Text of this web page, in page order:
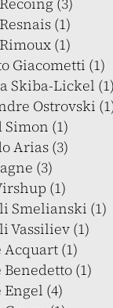
(1)
(1)
Giacometti (1)
Skiba-Lickel (1)
Ostrovski
(1)
Arias (3)
(3)
(1)
Smelianski (1)
Vassiliev (1)
(1)
(1)
(4)